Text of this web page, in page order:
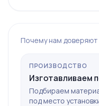
Почему нам доверяют
ПРОИЗВОДСТВО
Изготавливаем
Подбираем
под место